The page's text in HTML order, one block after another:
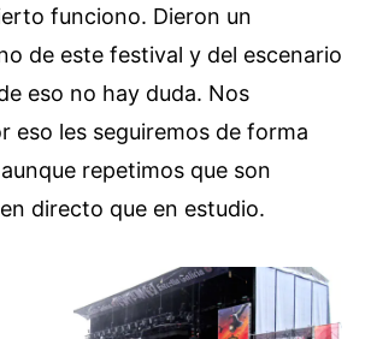
funciono. Dieron un
de este festival y del escenario
eso no hay duda. Nos
eso les seguiremos de forma
repetimos que son
directo que en estudio.